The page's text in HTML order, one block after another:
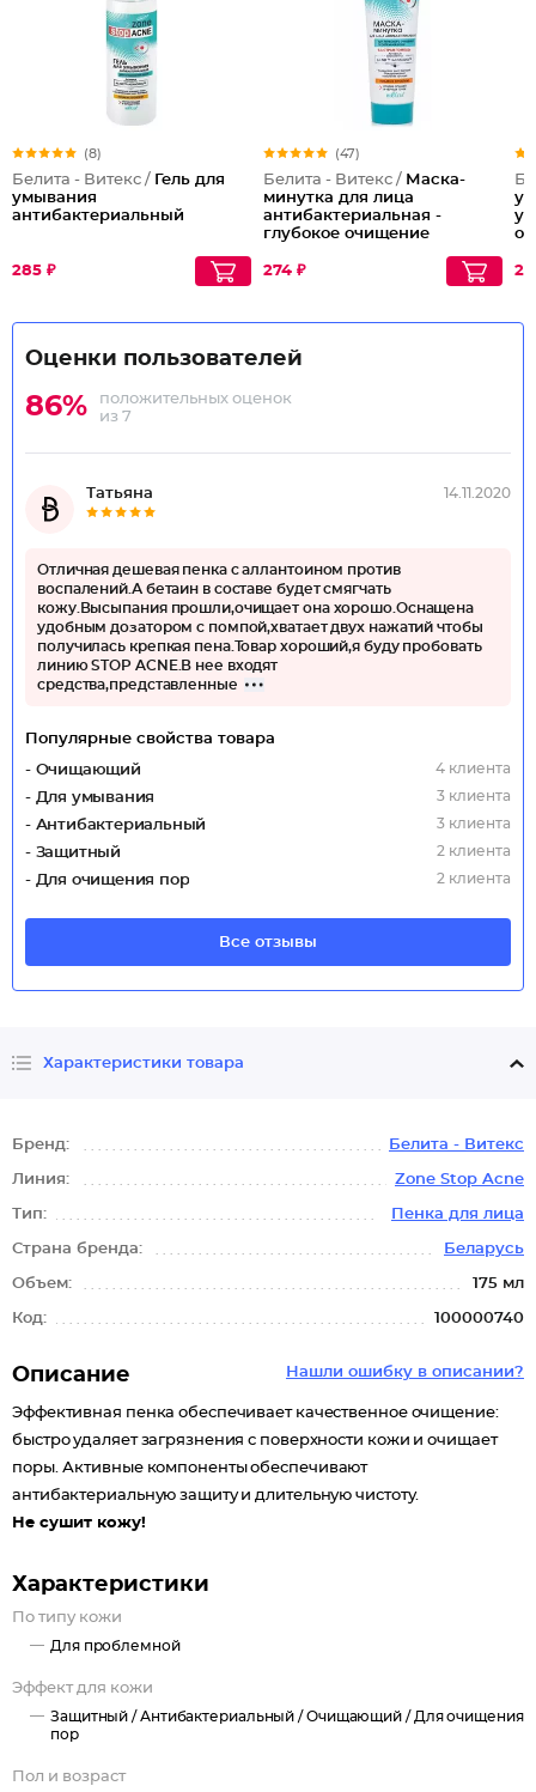
(8)
Белита - Витекс / Гель для
умывания
антибактериальный
285 ₽
(47)
Белита - Витекс / Маска-
минутка для лица
антибактериальная -
глубокое очищение
274 ₽
Оценки пользователей
86%
положительных оценок
из 7
Татьяна 14.11.2020
Отличная дешевая пенка с аллантоином против
воспалений.А бетаин в составе будет смягчать
кожу.Высыпания прошли,очищает она хорошо.Оснащена
удобным дозатором с помпой,хватает двух нажатий чтобы
получилась крепкая пена.Товар хороший,я буду пробовать
линию STOP ACNE.В нее входят
средства,представленные
Популярные свойства товара
- Очищающий
4 клиента
- Для умывания 3 клиента
- Антибактериальный 3 клиента
- Защитный 2 клиента
- Для очищения пор 2 клиента
Все отзывы
Характеристики товара
Бренд: Белита - Витекс
Линия: Zone Stop Acne
Тип: Пенка для лица
Страна бренда: Беларусь
Объем: 175 мл
Код: 100000740
Нашли ошибку в описании?
Описание
Эффективная пенка обеспечивает качественное очищение:
быстро удаляет загрязнения с поверхности кожи и очищает
поры. Активные компоненты обеспечивают
антибактериальную защиту и длительную чистоту.
Не сушит кожу!
Характеристики
По типу кожи
Для проблемной
Эффект для кожи
Защитный /Антибактериальный /Очищающий / Для очищения
пор
Пол и возраст